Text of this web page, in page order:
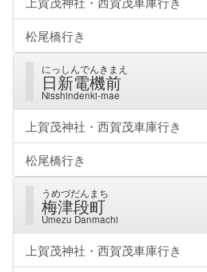
松尾橋行き
にっしんでんきまえ
日新電機前
Nisshindenki-mae
上賀茂神社・西賀茂車庫行き
松尾橋行き
うめづだんまち
梅津段町
Umezu Danmachi
上賀茂神社・西賀茂車庫行き